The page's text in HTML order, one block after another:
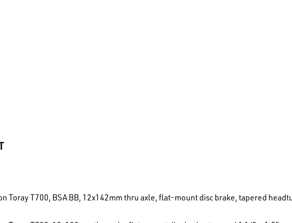
Toray T700, BSA BB, 12x142mm thru axle, flat-mount disc brake, tapered